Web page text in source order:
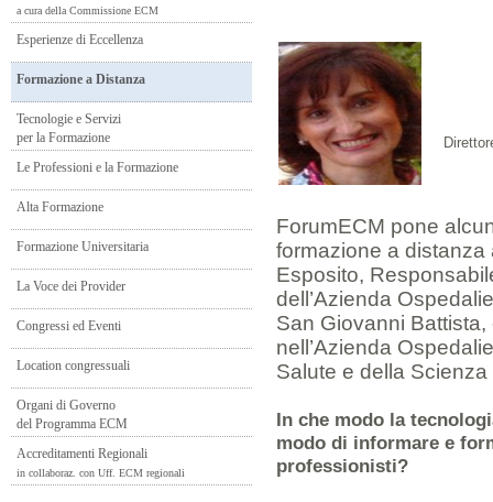
a cura della Commissione ECM
Esperienze di Eccellenza
Formazione a Distanza
Tecnologie e Servizi
per la Formazione
Le Professioni e la Formazione
Alta Formazione
Formazione Universitaria
La Voce dei Provider
Congressi ed Eventi
Location congressuali
Organi di Governo
del Programma ECM
Accreditamenti Regionali
in collaboraz. con Uff. ECM regionali
ForumECM pone
formazione a distanza
Esposito,
dell’Azienda
San Giovanni
nell’Azienda
Salute e della Scienza
In che modo la
modo di informare e
professionisti?